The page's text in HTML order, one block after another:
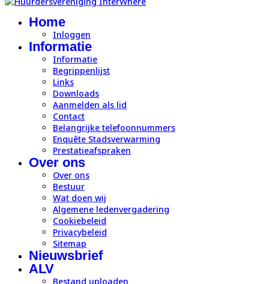
Home
Inloggen
Informatie
Informatie
Begrippenlijst
Links
Downloads
Aanmelden als lid
Contact
Belangrijke telefoonnummers
Enquête Stadsverwarming
Prestatieafspraken
Over ons
Over ons
Bestuur
Wat doen wij
Algemene ledenvergadering
Cookiebeleid
Privacybeleid
Sitemap
Nieuwsbrief
ALV
Bestand uploaden